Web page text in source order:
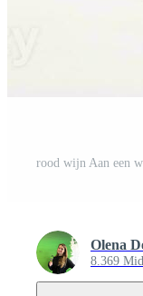
Olena
8.369